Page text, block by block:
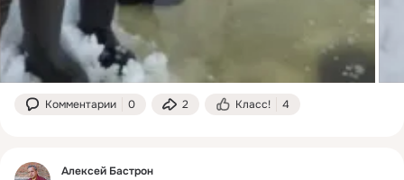
Комментарии 0 2 Класс! 4
Алексей Бастрон